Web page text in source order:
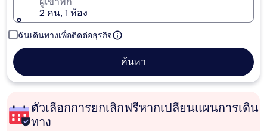
2 คน, 1 ห้อง
ฉันเดินทางเพื่อติดต่อธุรกิจ
ค้นหา
ตัวเลือกการยกเลิกฟรีหากเปลี่ยนแผนการเดิน
ทาง